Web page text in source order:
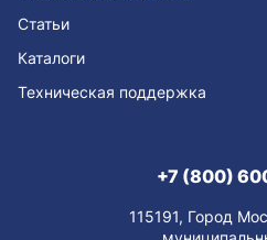
Статьи
Каталоги
Техническая поддержка
+7 (800)
115191, Город